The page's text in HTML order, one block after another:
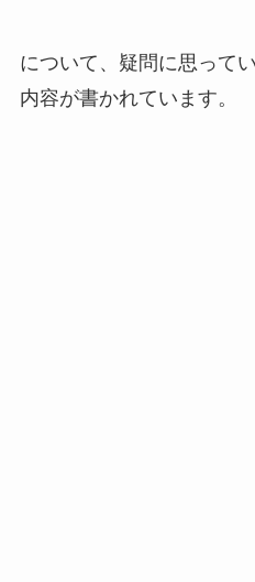
について、疑問に思って
内容が書かれています。